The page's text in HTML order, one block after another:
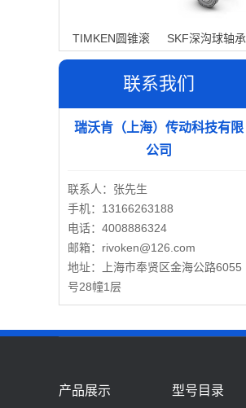
TIMKEN圆锥滚
子轴承
SKF深沟球轴承
联系我们
瑞沃肯（上海）传动科技有限
公司
联系人：张先生
手机：13166263188
电话：4008886324
邮箱：rivoken@126.com
地址：上海市奉贤区金海公路6055
号28幢1层
产品展示 型号目录